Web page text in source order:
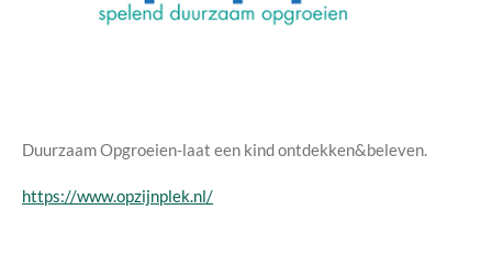
Duurzaam Opgroeien-laat een kind ontdekken&beleven.
https://www.opzijnplek.nl/